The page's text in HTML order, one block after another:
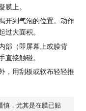
上。
开到气泡的位置。动作
过大面积。
部（即屏幕上或膜背
直接触碰。
，用刮板或软布轻轻推
慎，尤其是在膜已贴